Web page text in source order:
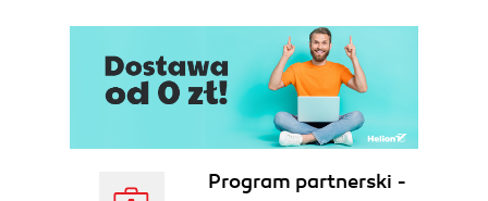
Program partnerski -